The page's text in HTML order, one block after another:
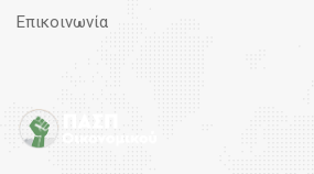
Επικοινωνία